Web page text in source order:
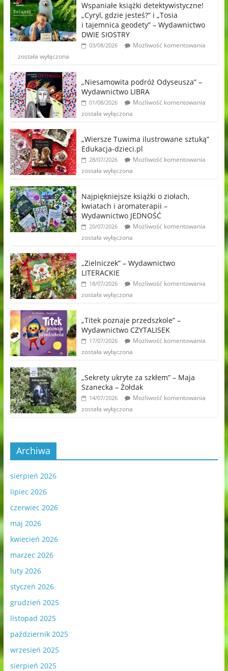
Wspaniałe książki detektywistyczne!
„Cyryl, gdzie jesteś?” i „Tosia
i tajemnica geodety” – Wydawnictwo
DWIE SIOSTRY
03/08/2026
Możliwość komentowania
została wyłączona
„Niesamowita podróż Odyseusza” –
Wydawnictwo LIBRA
01/08/2026
Możliwość komentowania
została wyłączona
„Wiersze Tuwima ilustrowane sztuką”
Edukacja-dzieci.pl
28/07/2026
Możliwość komentowania
została wyłączona
Najpiękniejsze książki o ziołach,
kwiatach i aromaterapii –
Wydawnictwo JEDNOŚĆ
20/07/2026
Możliwość komentowania
została wyłączona
„Zielniczek” – Wydawnictwo
LITERACKIE
18/07/2026
Możliwość komentowania
została wyłączona
„Titek poznaje przedszkole” –
Wydawnictwo CZYTALISEK
17/07/2026
Możliwość komentowania
została wyłączona
„Sekrety ukryte za szkłem” – Maja
Szanecka – Żołdak
14/07/2026
Możliwość komentowania
została wyłączona
Archiwa
sierpień 2026
lipiec 2026
czerwiec 2026
maj 2026
kwiecień 2026
marzec 2026
luty 2026
styczeń 2026
grudzień 2025
listopad 2025
październik 2025
wrzesień 2025
sierpień 2025